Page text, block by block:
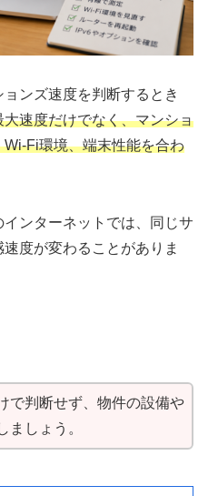
ンズ速度を判断するとき
速度だけでなく、マンショ
Fi環境、端末性能を合わ
ンターネットでは、同じサ
度が変わることがありま
で判断せず、物件の設備や
ましょう。